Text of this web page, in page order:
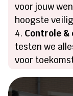
voor jouw
hoogste
Controle
testen we
voor